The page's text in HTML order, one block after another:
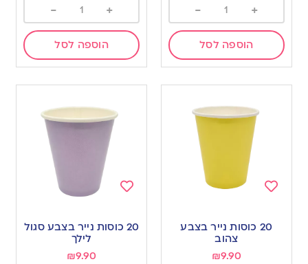
+
-
הוספה לסל
+
-
הוספה לסל
20 כוסות נייר בצבע
צהוב
₪9.90
to20 כוסות נייר בצבע סגול
לילך
₪9.90